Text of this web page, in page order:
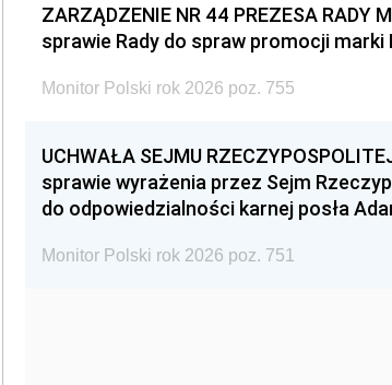
ZARZĄDZENIE NR 44 PREZESA RADY
sprawie Rady do spraw promocji marki
Monitor Polski rok 2026 poz. 755
UCHWAŁA SEJMU
sprawie wyrażenia przez Sejm
do odpowiedzialności karnej posła
Monitor Polski rok 2026 poz. 751